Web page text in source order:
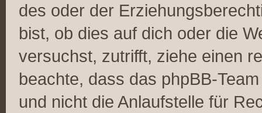
des oder der
bist, ob dies auf dich oder die
versuchst, zutrifft, ziehe einen
beachte, dass das phpBB-
und nicht die Anlaufstelle für